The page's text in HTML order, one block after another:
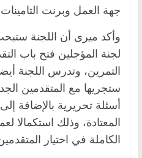
جهة العمل وبرنت
وأكد ميرى أن اللجنة
لجنة المؤجلين فتح باب
التمرين، وتدرس اللجنة
ستجريها مع المتقدمين
أسئلة تحريرية بالإضافة
المعتادة، وذلك استكمالا
الكاملة في اختيار